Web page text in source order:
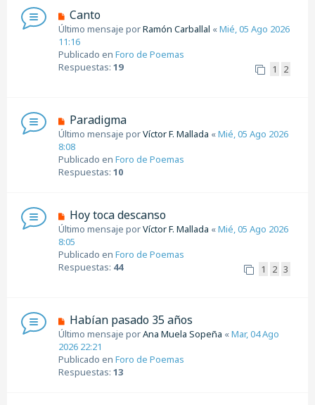
s
a
j
e
N
u
e
v
o
s
a
j
e
Canto
Último mensaje porRamón Carballal «Mié, 05 Ago 2026
11:16
Publicado en Foro de Poemas
Respuestas: 19 1 2
N
u
e
v
o
s
a
j
e
Paradigma
Último mensaje porVíctor F. Mallada «Mié, 05 Ago 2026
8:08
Publicado en Foro de Poemas
Respuestas: 10
N
u
e
v
o
s
a
j
e
Hoy toca descanso
Último mensaje porVíctor F. Mallada «Mié, 05 Ago 2026
8:05
Publicado en Foro de Poemas
Respuestas: 44 1 2 3
N
u
e
v
o
Habían pasado 35 años
Último mensaje porAna Muela Sopeña «Mar, 04 Ago
2026 22:21
Publicado en Foro de Poemas
Respuestas: 13